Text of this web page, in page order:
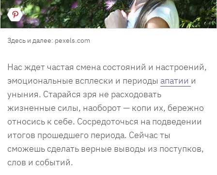
Здесь и далее: pexels.com
Нас ждет частая смена состояний и настроений,
эмоциональные всплески и периоды апатии и
уныния. Старайся зря не расходовать
жизненные силы, наоборот — копи их, бережно
относись к себе. Сосредоточься на подведении
итогов прошедшего периода. Сейчас ты
сможешь сделать верные выводы из поступков,
слов и событий.